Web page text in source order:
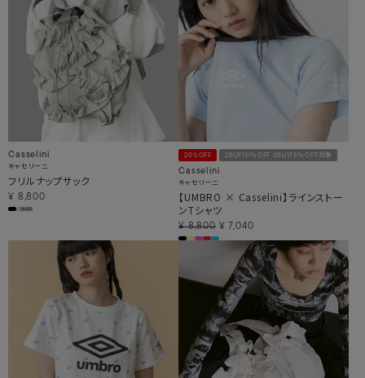
Casselini
キャセリーニ
フリルナップサック
¥ 8,800
20%OFF 2BUY10％OFF 3BUY15％OFF対象
Casselini
キャセリーニ
【UMBRO × Casselini】ラインストー
ンTシャツ
¥ 8,800 ¥ 7,040